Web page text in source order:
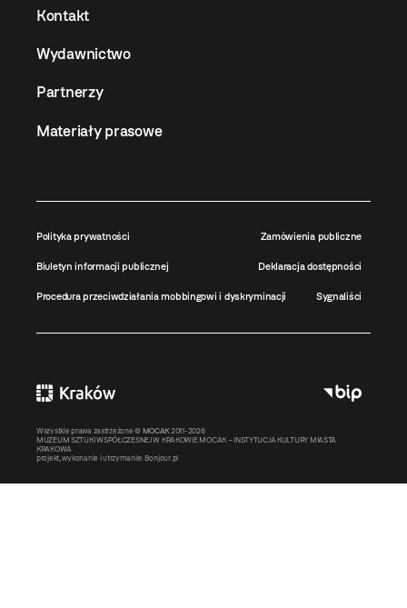
Kontakt
Wydawnictwo
Partnerzy
Materiały prasowe
Polityka prywatności Zamówienia publiczne
Biuletyn informacji publicznej Deklaracja dostępności
Procedura przeciwdziałania mobbingowi i dyskryminacji Sygnaliści
Wszystkie prawa zastrzeżone © MOCAK 2011-2026
MUZEUM SZTUKI WSPÓŁCZESNEJ W KRAKOWIE MOCAK – INSTYTUCJA KULTURY MIASTA
KRAKOWA
projekt, wykonanie i utrzymanie: Bonjour.pl